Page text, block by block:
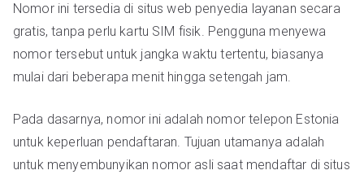
Nomor ini tersedia di situs web penyedia layanan secara
gratis, tanpa perlu kartu SIM fisik. Pengguna menyewa
nomor tersebut untuk jangka waktu tertentu, biasanya
mulai dari beberapa menit hingga setengah jam.
Pada dasarnya, nomor ini adalah nomor telepon Estonia
untuk keperluan pendaftaran. Tujuan utamanya adalah
untuk menyembunyikan nomor asli saat mendaftar di situs